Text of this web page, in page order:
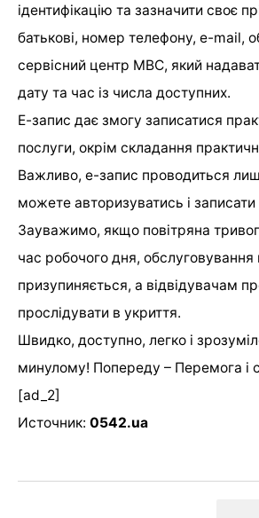
ідентифікацію та зазначити своє
батькові, номер телефону, е-mail,
сервісний центр МВС, який
дату та час із числа доступних.
Е-запис дає змогу записатися
послуги, окрім складання
Важливо, е-запис проводиться
можете авторизуватись і записати
Зауважимо, якщо повітряна
час робочого дня, обслуговування
призупиняється, а відвідувачам
прослідувати в укриття.
Швидко, доступно, легко і
минулому! Попереду – Перемога і
[ad_2]
Источник: 0542.ua